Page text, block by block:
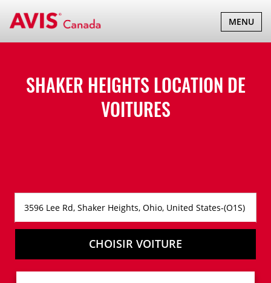
BASCULER
LA
MENU
SHAKER HEIGHTS LOCATION DE
VOITURES
CHOISIR VOITURE